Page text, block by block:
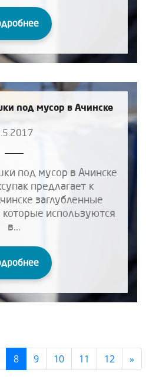
под мусор в Ачинске
под мусор в Ачинске
предлагает к
заглубленные
используются
в...
8 9 10 11 12 »